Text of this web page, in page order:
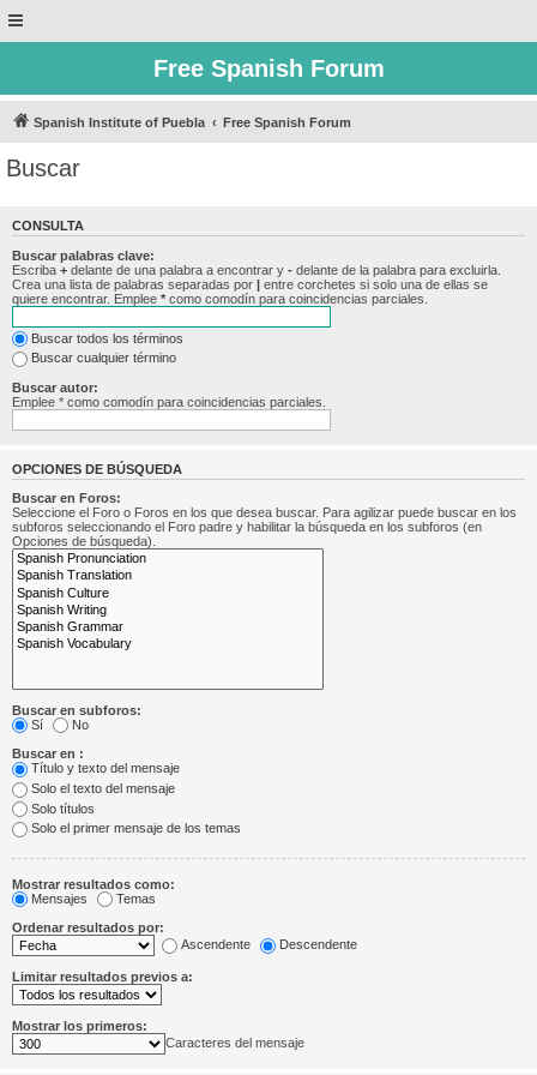
Free Spanish Forum
Spanish Institute of Puebla Free Spanish Forum
Buscar
CONSULTA
Buscar palabras clave:
Escriba + delante de una palabra a encontrar y - delante de la palabra para excluirla.
Crea una lista de palabras separadas por | entre corchetes si solo una de ellas se
quiere encontrar. Emplee * como comodín para coincidencias parciales.
Buscar todos los términos
Buscar cualquier término
Buscar autor:
Emplee * como comodín para coincidencias parciales.
OPCIONES DE BÚSQUEDA
Buscar en Foros:
Seleccione el Foro o Foros en los que desea buscar. Para agilizar puede buscar en los
subforos seleccionando el Foro padre y habilitar la búsqueda en los subforos (en
Opciones de búsqueda).
Buscar en subforos:
Sí
No
Buscar en :
Título y texto del mensaje
Solo el texto del mensaje
Solo títulos
Solo el primer mensaje de los temas
Mostrar resultados como:
Mensajes
Temas
Ordenar resultados por:
Ascendente
Descendente
Limitar resultados previos a:
Mostrar los primeros:
Caracteres del mensaje